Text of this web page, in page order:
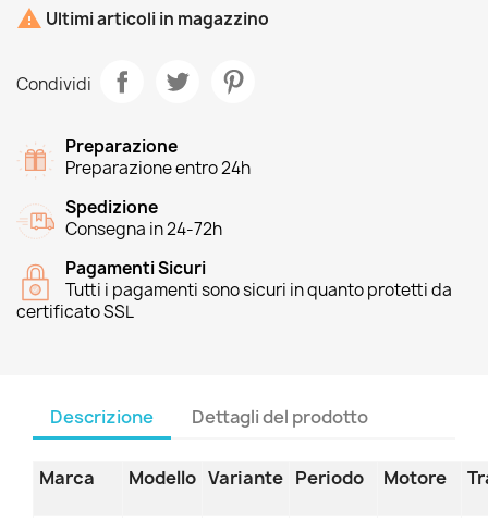
 Ultimi articoli in magazzino
Condividi
Preparazione
Preparazione entro 24h
Spedizione
Consegna in 24-72h
Pagamenti Sicuri
Tutti i pagamenti sono sicuri in quanto protetti da
certificato SSL
Descrizione Dettagli del prodotto
Marca Modello Variante Periodo Motore